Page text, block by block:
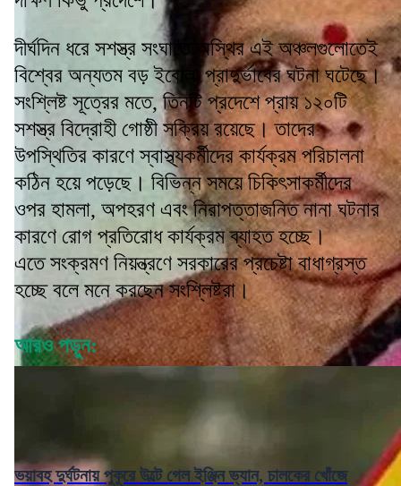
দীর্ঘদিন ধরে সশস্ত্র সংঘাতে অস্থির এই অঞ্চলগুলোতেই
বিশ্বের অন্যতম বড় ইবোলা প্রাদুর্ভাবের ঘটনা ঘটেছে।
সংশ্লিষ্ট সূত্রের মতে, তিনটি প্রদেশে প্রায় ১২০টি
সশস্ত্র বিদ্রোহী গোষ্ঠী সক্রিয় রয়েছে। তাদের
উপস্থিতির কারণে স্বাস্থ্যকর্মীদের কার্যক্রম পরিচালনা
কঠিন হয়ে পড়েছে। বিভিন্ন সময়ে চিকিৎসাকর্মীদের
ওপর হামলা, অপহরণ এবং নিরাপত্তাজনিত নানা ঘটনার
কারণে রোগ প্রতিরোধ কার্যক্রম ব্যাহত হচ্ছে।
এতে সংক্রমণ নিয়ন্ত্রণে সরকারের প্রচেষ্টা বাধাগ্রস্ত
হচ্ছে বলে মনে করছেন সংশ্লিষ্টরা।
আরও পড়ুন:
ভয়াবহ দুর্ঘটনায় পুকুরে উল্টে গেল ইঞ্জিন ভ্যান, চালকের খোঁজে